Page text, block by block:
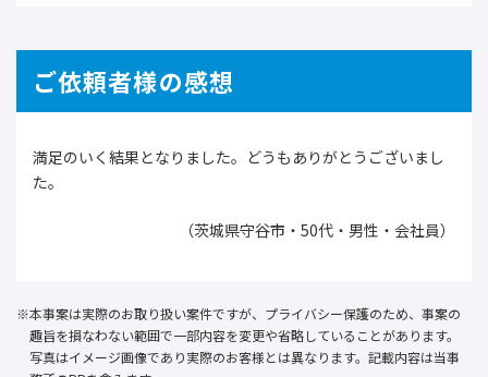
ご依頼者様の感想
満足のいく結果となりました。どうもありがとうございまし
た。
（茨城県守谷市・50代・男性・会社員）
本事案は実際のお取り扱い案件ですが、プライバシー保護のため、事案の
趣旨を損なわない範囲で一部内容を変更や省略していることがあります。
写真はイメージ画像であり実際のお客様とは異なります。記載内容は当事